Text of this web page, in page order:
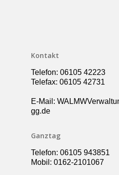
Kontakt
Telefon: 06105 42223
Telefax: 06105 42731
E-Mail:
gg.de
Ganztag
Telefon: 06105 943851
Mobil: 0162-2101067